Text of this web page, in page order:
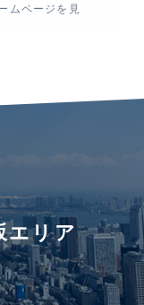
ムページを見
エリア